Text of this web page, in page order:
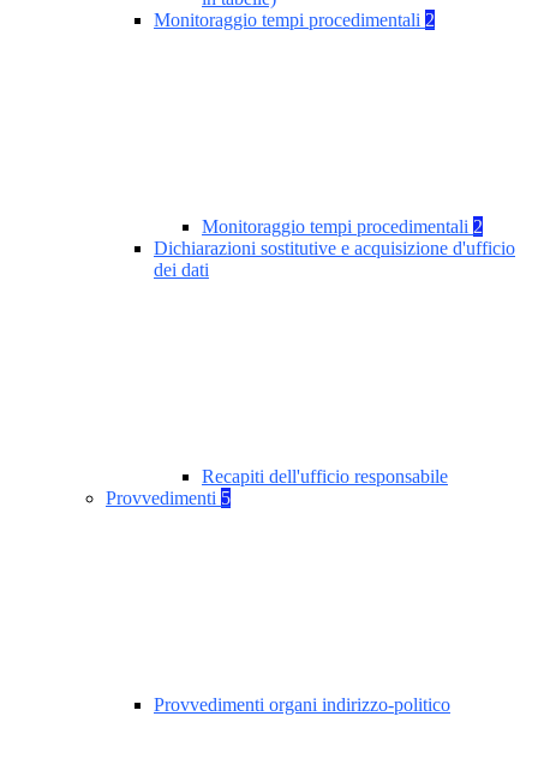
Monitoraggio tempi procedimentali 2
Monitoraggio tempi procedimentali 2
Dichiarazioni sostitutive e acquisizione d'ufficio
dei dati
Recapiti dell'ufficio responsabile
Provvedimenti 5
Provvedimenti organi indirizzo-politico